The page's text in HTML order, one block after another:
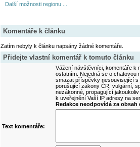
Další možnosti regionu ...
Komentáře k článku
Zatím nebyly k článku napsány žádné komentáře.
Přidejte vlastní komentář k tomuto článku
Vážení návštěvníci, komentáře k
ostatním. Nejedná se o
smazat příspěvky nesouvisející
porušující zákony ČR, vulgární,
nezákonné, propagující
k uveřejnění Vaší IP adresy na
Redakce neodpovídá za
Text komentáře: